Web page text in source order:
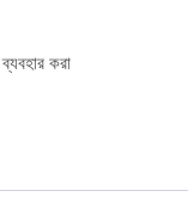
করা